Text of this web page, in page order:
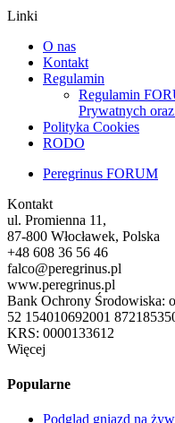
Linki
O nas
Kontakt
Regulamin
Regulamin
Prywatnych
Polityka Cookies
RODO
Peregrinus FORUM
Kontakt
ul. Promienna 11,
87-800 Włocławek, Polska
+48 608 36 56 46
falco@peregrinus.pl
www.peregrinus.pl
Bank Ochrony Środowiska:
52 154010692001
KRS: 0000133612
Więcej
Popularne
Podgląd gniazd na